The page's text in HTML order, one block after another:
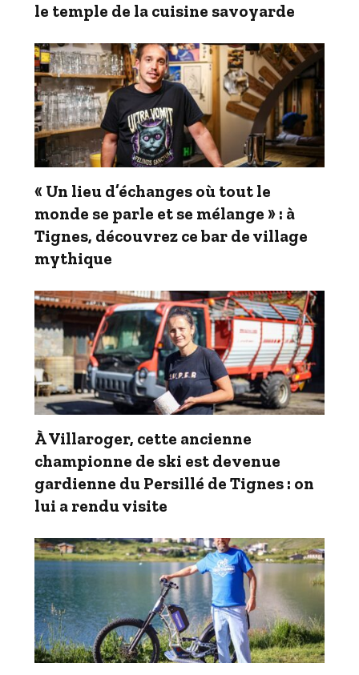
le temple de la cuisine savoyarde
« Un lieu d’échanges où tout le
monde se parle et se mélange » : à
Tignes, découvrez ce bar de village
mythique
À Villaroger, cette ancienne
championne de ski est devenue
gardienne du Persillé de Tignes : on
lui a rendu visite